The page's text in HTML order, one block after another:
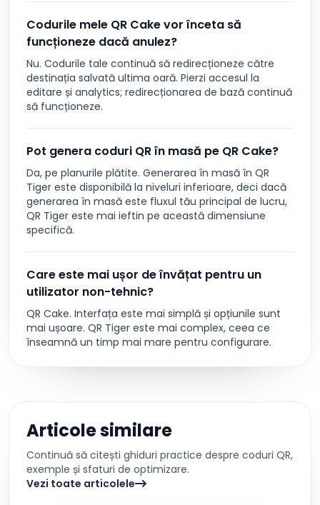
Codurile mele QR Cake vor înceta să
funcționeze dacă anulez?
Nu. Codurile tale continuă să redirecționeze către
destinația salvată ultima oară. Pierzi accesul la
editare și analytics; redirecționarea de bază continuă
să funcționeze.
Pot genera coduri QR în masă pe QR Cake?
Da, pe planurile plătite. Generarea în masă în QR
Tiger este disponibilă la niveluri inferioare, deci dacă
generarea în masă este fluxul tău principal de lucru,
QR Tiger este mai ieftin pe această dimensiune
specifică.
Care este mai ușor de învățat pentru un
utilizator non-tehnic?
QR Cake. Interfața este mai simplă și opțiunile sunt
mai ușoare. QR Tiger este mai complex, ceea ce
înseamnă un timp mai mare pentru configurare.
Articole similare
Continuă să citești ghiduri practice despre coduri QR,
exemple și sfaturi de optimizare.
Vezi toate articolele